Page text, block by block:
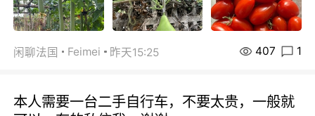
闲聊法国 Feimei 昨天15:25 407 1
本人需要一台二手自行车，不要太贵，一般就